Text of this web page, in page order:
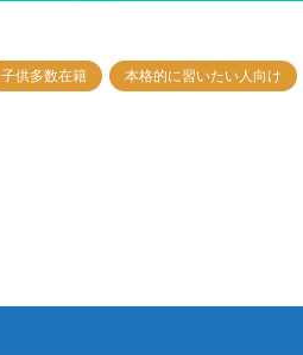
子供多数在籍 本格的に習いたい人向け